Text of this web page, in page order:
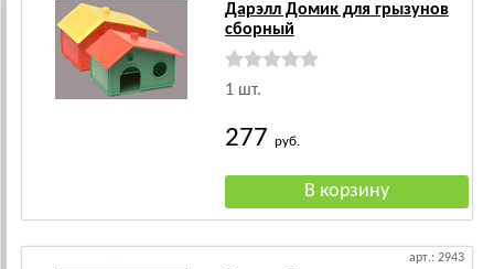
Дарэлл Домик для грызунов
сборный
1 шт.
277 руб.
арт.: 2943